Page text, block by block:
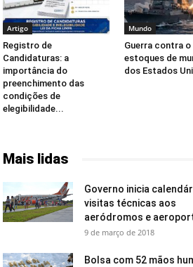
Artigo
Registro de
Candidaturas: a
importância do
preenchimento das
condições de
elegibilidade...
Mundo
Guerra contra o
estoques de
dos Estados
Mais lidas
Governo inicia
visitas técnicas aos
aeródromos e
9 de março de 2018
Bolsa com 52 mãos